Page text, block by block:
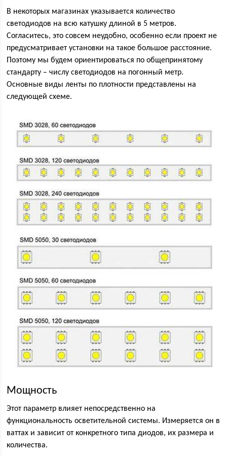
В некоторых магазинах указывается количество
светодиодов на всю катушку длиной в 5 метров.
Согласитесь, это совсем неудобно, особенно если проект не
предусматривает установки на такое большое расстояние.
Поэтому мы будем ориентироваться по общепринятому
стандарту – числу светодиодов на погонный метр.
Основные виды ленты по плотности представлены на
следующей схеме.
Мощность
Этот параметр влияет непосредственно на
функциональность осветительной системы. Измеряется он в
ваттах и зависит от конкретного типа диодов, их размера и
количества.